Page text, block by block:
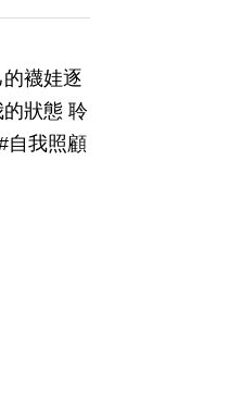
襪娃逐
狀態 聆
自我照顧